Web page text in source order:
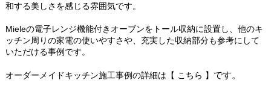
和する美しさを感じる雰囲気です。
Mieleの電子レンジ機能付きオーブンをトール収納に設置し、他のキ
ッチン周りの家電の使いやすさや、充実した収納部分も参考にして
いただける事例です。
オーダーメイドキッチン施工事例の詳細は 【 こちら 】 です。